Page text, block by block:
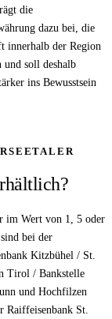
die
dazu bei, die
innerhalb der Region
und soll deshalb
ins Bewusstsein
im Wert von 1, 5 oder
bei der
Kitzbühel / St.
Tirol / Bankstelle
und Hochfilzen
Raiffeisenbank St.